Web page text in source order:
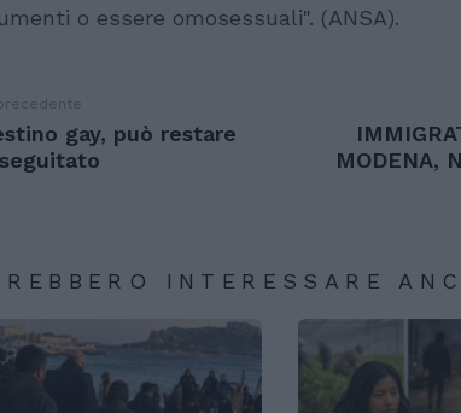
o essere omosessuali". (ANSA).
gay, può restare
MODENA,
INTERESSARE